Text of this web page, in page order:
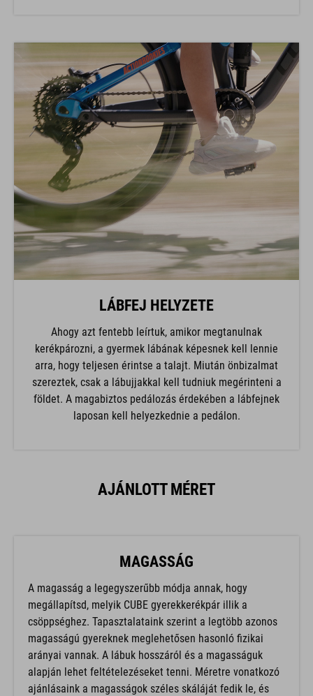
LÁBFEJ HELYZETE
Ahogy azt fentebb leírtuk, amikor megtanulnak
kerékpározni, a gyermek lábának képesnek kell lennie
arra, hogy teljesen érintse a talajt. Miután önbizalmat
szereztek, csak a lábujjakkal kell tudniuk megérinteni a
földet. A magabiztos pedálozás érdekében a lábfejnek
laposan kell helyezkednie a pedálon.
AJÁNLOTT MÉRET
MAGASSÁG
A magasság a legegyszerűbb módja annak, hogy
megállapítsd, melyik CUBE gyerekkerékpár illik a
csöppséghez. Tapasztalataink szerint a legtöbb azonos
magasságú gyereknek meglehetősen hasonló fizikai
arányai vannak. A lábuk hosszáról és a magasságuk
alapján lehet feltételezéseket tenni. Méretre vonatkozó
ajánlásaink a magasságok széles skáláját fedik le, és